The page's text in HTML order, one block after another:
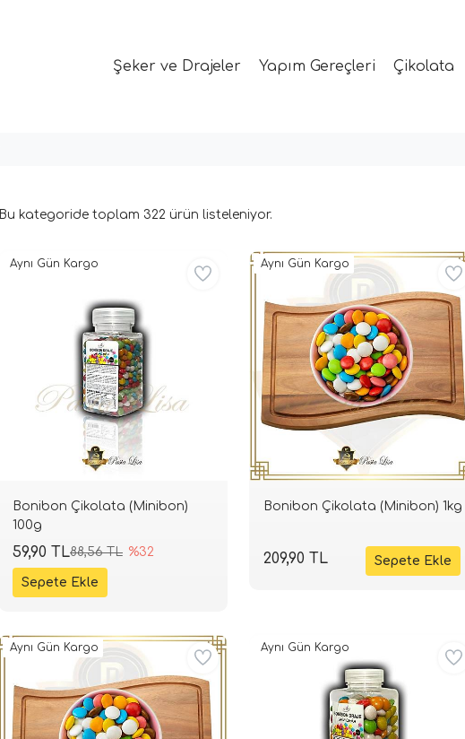
Şeker ve Drajeler Yapım Gereçleri Çikolata
Bu kategoride toplam 322 ürün listeleniyor.
Bonibon Çikolata (Minibon)
100g
88,56 TL %32
59,90 TL
Aynı Gün Kargo
Bonibon Çikolata (Minibon) 1kg
209,90 TL
Aynı Gün Kargo
Aynı Gün Kargo Aynı Gün Kargo